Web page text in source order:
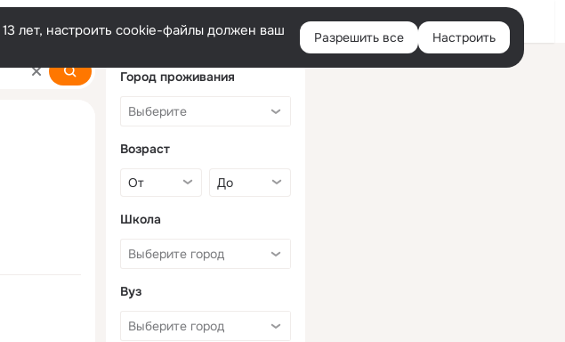
Войти
лет, настроить cookie-файлы должен ваш
Разрешить все Настроить
Город проживания
Возраст
Школа
Вуз